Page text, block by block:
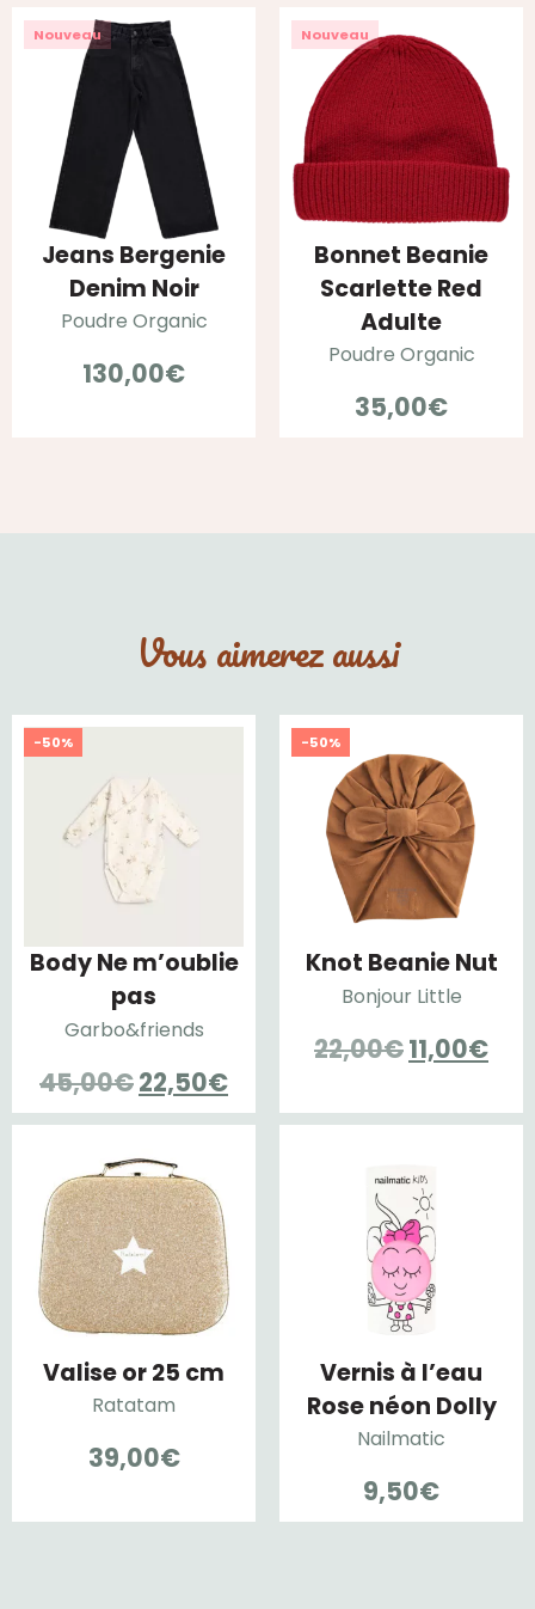
initial
était :
39,00€.
Nouveau
Jeans Bergenie
Denim Noir
Poudre Organic
130,00€
Nouveau
Bonnet Beanie
Scarlette Red
Adulte
Poudre Organic
35,00€
Vous aimerez aussi
-50%
Body Ne m’oublie
pas
Garbo&friends
45,00€Le
prix
initial
était :
45,00€.
22,50€Le
prix
-50%
Knot Beanie Nut
Bonjour Little
22,00€Le
initial
22,00€.
11,00€Le
Valise or 25 cm
Ratatam
39,00€
Vernis à l’eau
Rose néon Dolly
Nailmatic
9,50€